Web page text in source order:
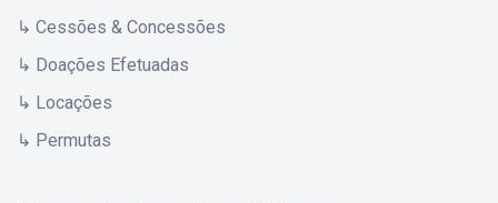
↳ Cessões & Concessões
↳ Doações Efetuadas
↳ Locações
↳ Permutas